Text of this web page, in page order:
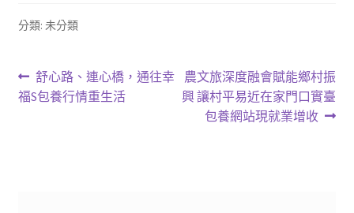
分類: 未分類
文
章
上
一
舒心路、連心橋，通往幸
福S包養行情重生活
下
一
農文旅深度融會賦能鄉村振
興 讓村平易近在家門口實臺
包養網站現就業增收